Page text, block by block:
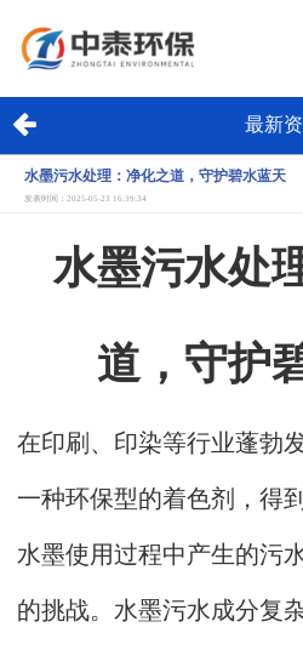
最新
水墨污水处理：净化之道，守护碧水蓝天
发表时间：2025-05-23 16:39:34
水墨污水处
道，守护
在印刷、印染等行业蓬勃
一种环保型的着色剂，得
水墨使用过程中产生的污
的挑战。水墨污水成分复